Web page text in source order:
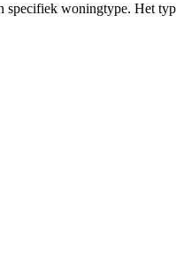
woningtype. Het